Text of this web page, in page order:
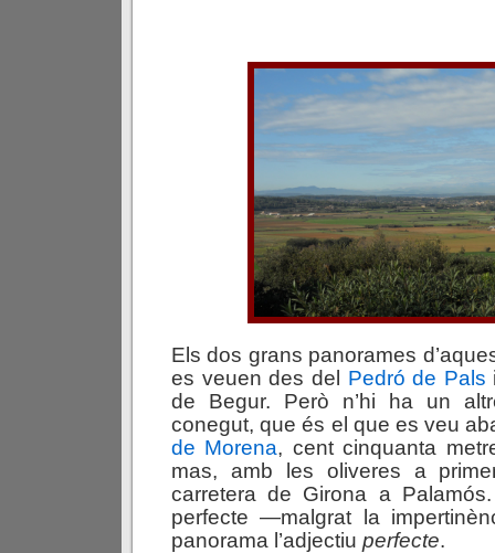
Els dos grans panorames
es veuen des del Pedró de Pals
de Begur. Però n’hi ha un
conegut, que és el que es veu
de Morena, cent cinquanta
mas, amb les oliveres a
carretera de Girona a
perfecte —malgrat la
panorama l’adjectiu perfecte.